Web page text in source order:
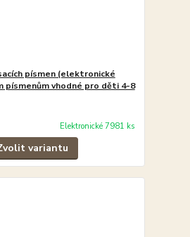
písmen (elektronické
písmenům vhodné pro děti 4-8
Elektronické 7981 ks
variantu